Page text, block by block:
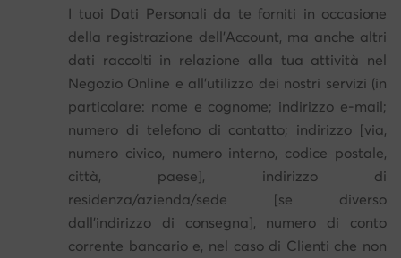
I tuoi Dati Personali da te forniti in occasione
della registrazione dell'Account, ma anche altri
dati raccolti in relazione alla tua attività nel
Negozio Online e all'utilizzo dei nostri servizi (in
particolare: nome e cognome; indirizzo e-mail;
numero di telefono di contatto; indirizzo [via,
numero civico, numero interno, codice postale,
città, paese], indirizzo di
residenza/azienda/sede [se diverso
dall'indirizzo di consegna], numero di conto
corrente bancario e, nel caso di Clienti che non